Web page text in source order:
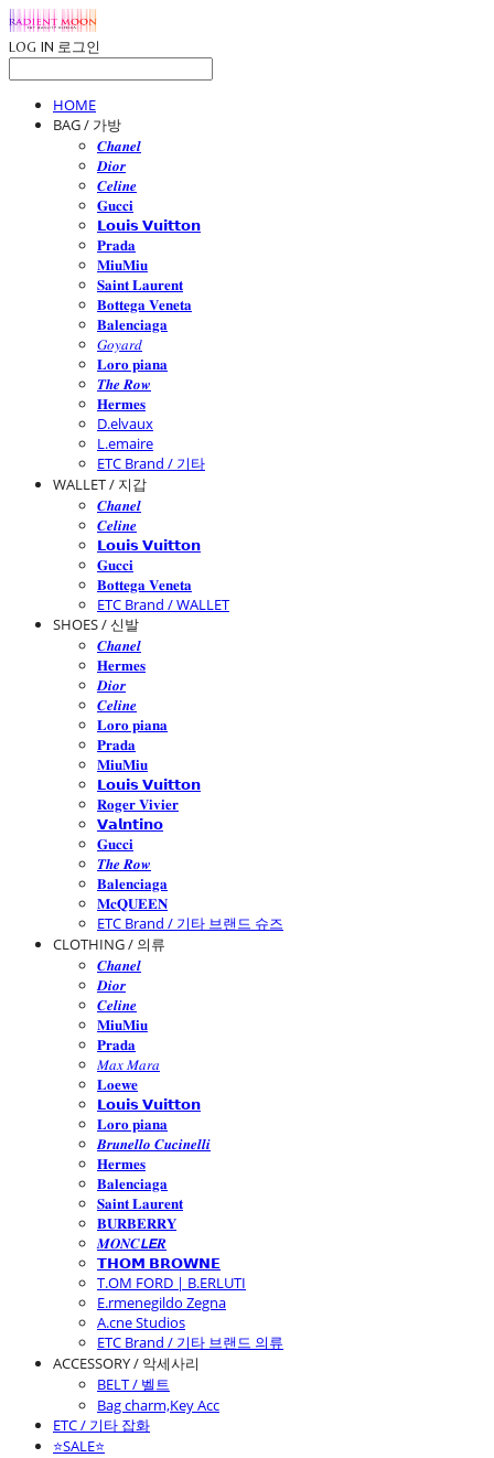
LOG IN 로그인
HOME
BAG / 가방
𝑪𝒉𝒂𝒏𝒆𝒍
𝑫𝒊𝒐𝒓
𝑪𝒆𝒍𝒊𝒏𝒆
𝐆𝐮𝐜𝐜𝐢
𝗟𝗼𝘂𝗶𝘀 𝗩𝘂𝗶𝘁𝘁𝗼𝗻
𝐏𝐫𝐚𝐝𝐚
𝐌𝐢𝐮𝐌𝐢𝐮
𝐒𝐚𝐢𝐧𝐭 𝐋𝐚𝐮𝐫𝐞𝐧𝐭
𝐁𝐨𝐭𝐭𝐞𝐠𝐚 𝐕𝐞𝐧𝐞𝐭𝐚
𝐁𝐚𝐥𝐞𝐧𝐜𝐢𝐚𝐠𝐚
𝐺𝑜𝑦𝑎𝑟𝑑
𝐋𝐨𝐫𝐨 𝐩𝐢𝐚𝐧𝐚
𝑻𝒉𝒆 𝑹𝒐𝒘
𝐇𝐞𝐫𝐦𝐞𝐬
D.elvaux
L.emaire
ETC Brand / 기타
WALLET / 지갑
𝑪𝒉𝒂𝒏𝒆𝒍
𝑪𝒆𝒍𝒊𝒏𝒆
𝗟𝗼𝘂𝗶𝘀 𝗩𝘂𝗶𝘁𝘁𝗼𝗻
𝐆𝐮𝐜𝐜𝐢
𝐁𝐨𝐭𝐭𝐞𝐠𝐚 𝐕𝐞𝐧𝐞𝐭𝐚
ETC Brand / WALLET
SHOES / 신발
𝑪𝒉𝒂𝒏𝒆𝒍
𝐇𝐞𝐫𝐦𝐞𝐬
𝑫𝒊𝒐𝒓
𝑪𝒆𝒍𝒊𝒏𝒆
𝐋𝐨𝐫𝐨 𝐩𝐢𝐚𝐧𝐚
𝐏𝐫𝐚𝐝𝐚
𝐌𝐢𝐮𝐌𝐢𝐮
𝗟𝗼𝘂𝗶𝘀 𝗩𝘂𝗶𝘁𝘁𝗼𝗻
𝐑𝐨𝐠𝐞𝐫 𝐕𝐢𝐯𝐢𝐞𝐫
𝗩𝗮𝗹𝗻𝘁𝗶𝗻𝗼
𝐆𝐮𝐜𝐜𝐢
𝑻𝒉𝒆 𝑹𝒐𝒘
𝐁𝐚𝐥𝐞𝐧𝐜𝐢𝐚𝐠𝐚
𝐌𝐜𝐐𝐔𝐄𝐄𝐍
ETC Brand / 기타 브랜드 슈즈
CLOTHING / 의류
𝑪𝒉𝒂𝒏𝒆𝒍
𝑫𝒊𝒐𝒓
𝑪𝒆𝒍𝒊𝒏𝒆
𝐌𝐢𝐮𝐌𝐢𝐮
𝐏𝐫𝐚𝐝𝐚
𝑀𝑎𝑥 𝑀𝑎𝑟𝑎
𝐋𝐨𝐞𝐰𝐞
𝗟𝗼𝘂𝗶𝘀 𝗩𝘂𝗶𝘁𝘁𝗼𝗻
𝐋𝐨𝐫𝐨 𝐩𝐢𝐚𝐧𝐚
𝑩𝒓𝒖𝒏𝒆𝒍𝒍𝒐 𝑪𝒖𝒄𝒊𝒏𝒆𝒍𝒍𝒊
𝐇𝐞𝐫𝐦𝐞𝐬
𝐁𝐚𝐥𝐞𝐧𝐜𝐢𝐚𝐠𝐚
𝐒𝐚𝐢𝐧𝐭 𝐋𝐚𝐮𝐫𝐞𝐧𝐭
𝐁𝐔𝐑𝐁𝐄𝐑𝐑𝐘
𝑴𝑶𝑵𝑪𝙇𝙀𝑹
𝗧𝗛𝗢𝗠 𝗕𝗥𝗢𝗪𝗡𝗘
T.OM FORD | B.ERLUTI
E.rmenegildo Zegna
A.cne Studios
ETC Brand / 기타 브랜드 의류
ACCESSORY / 악세사리
BELT / 벨트
Bag charm,Key Acc
ETC / 기타 잡화
⭐SALE⭐